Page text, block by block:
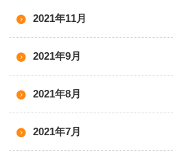
2021年11月
2021年9月
2021年8月
2021年7月